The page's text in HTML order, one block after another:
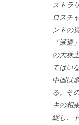
ストラ
ロスチ
ントの
「派遣
の大株
てはい
中国は
る。そ
キの相
綻し、